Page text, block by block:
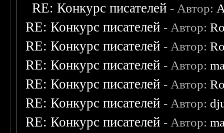
RE: Конкурс писателей - Автор:
RE: Конкурс писателей - Автор:
RE: Конкурс писателей - Автор:
RE: Конкурс писателей - Автор:
RE: Конкурс писателей - Автор:
RE: Конкурс писателей - Автор:
RE: Конкурс писателей - Автор: